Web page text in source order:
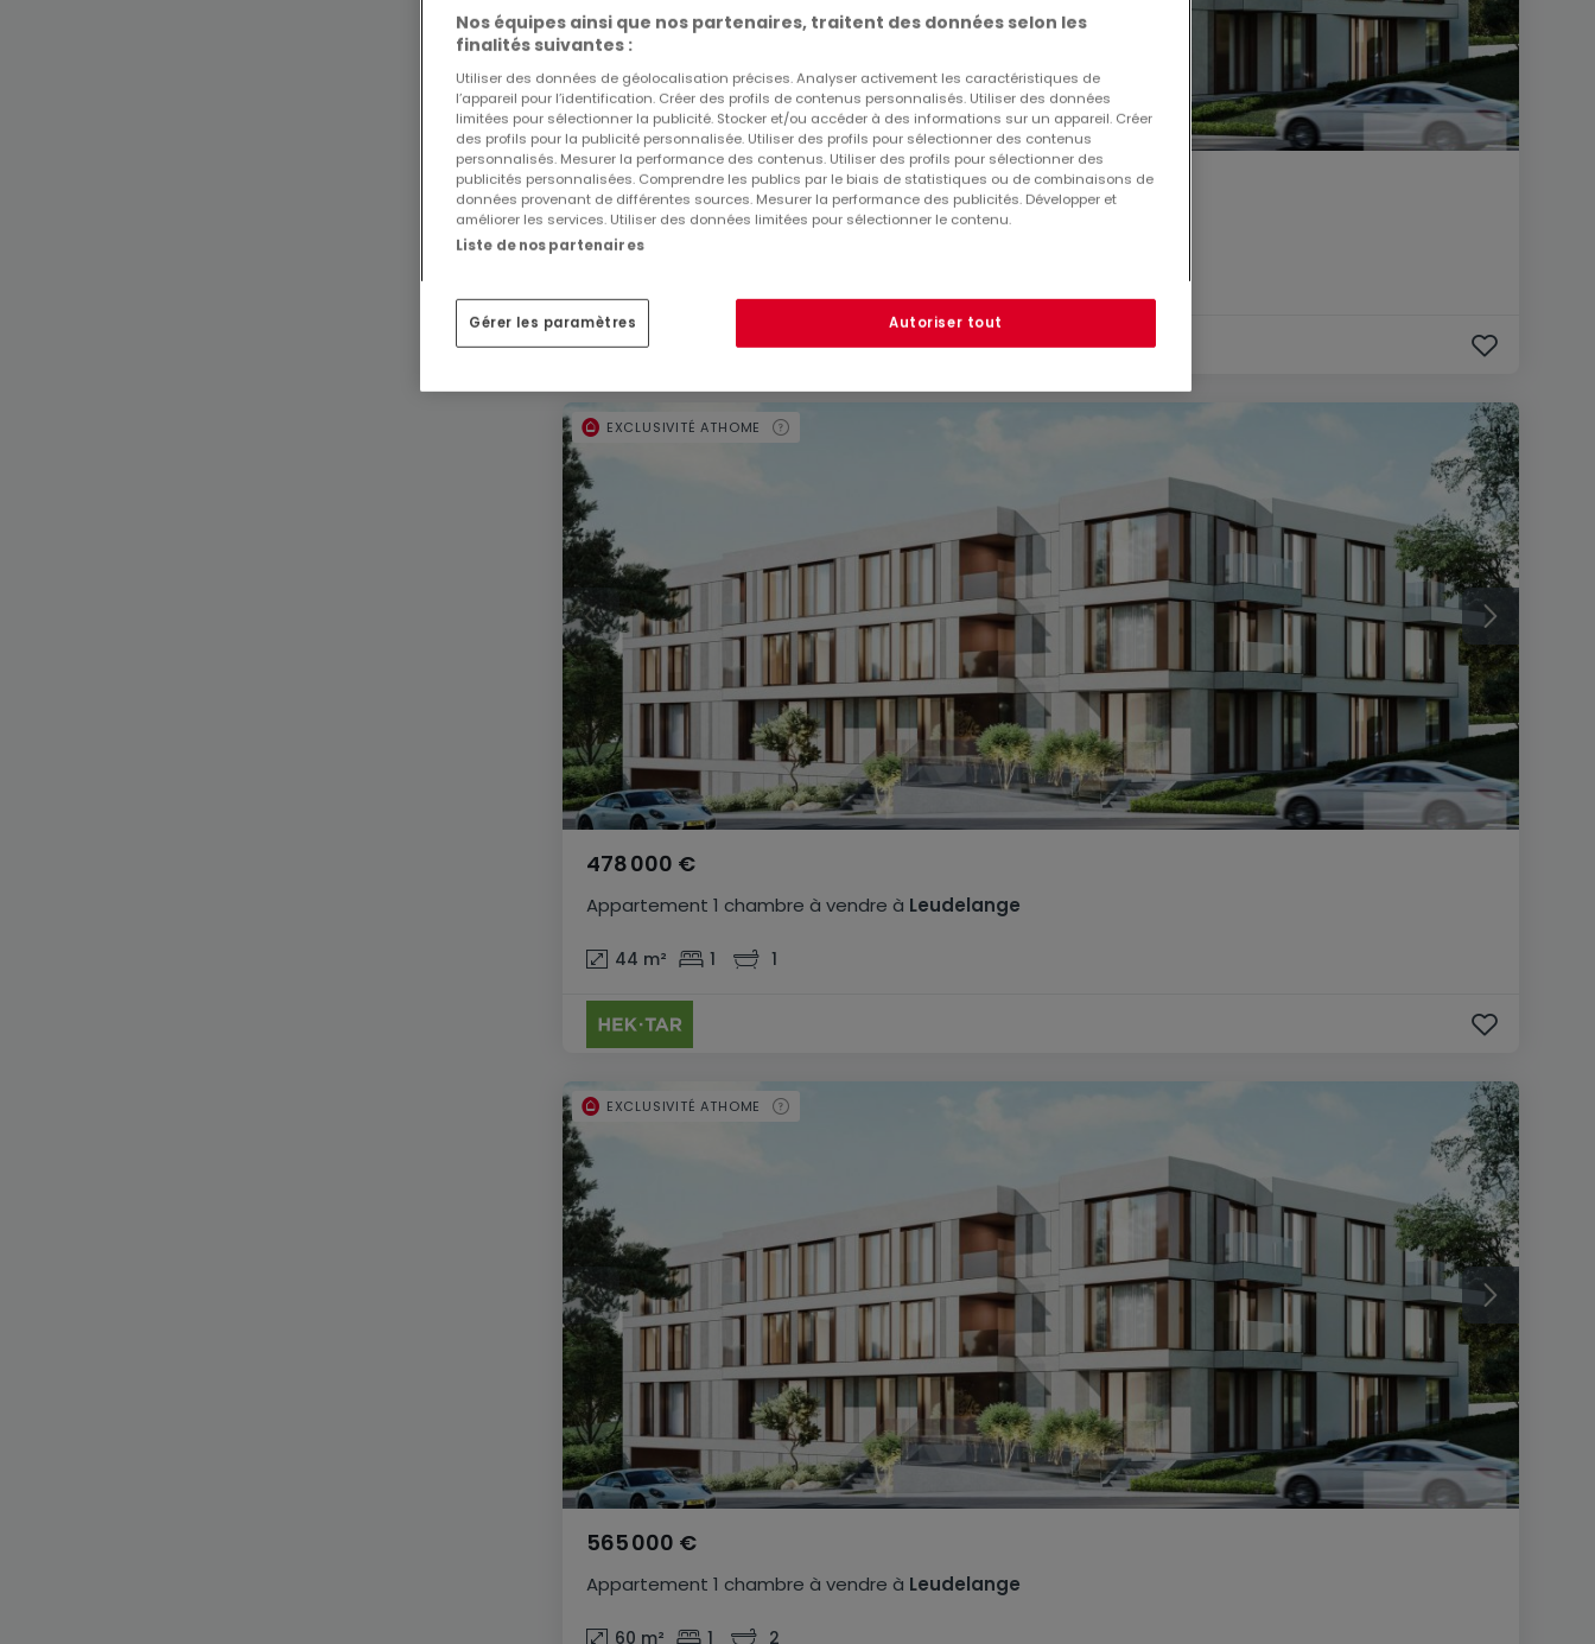
Appartement 1 chambre à vendreàLeudelange
474 000 €
Appartement 1 chambre à vendre à Leudelange
478 000 €
44 m² 1 1
EXCLUSIVITÉ ATHOME
Appartement 1 chambre à vendre à Leudelange
565 000 €
60 m² 1 2
EXCLUSIVITÉ ATHOME
Nos équipes ainsi que nos partenaires, traitent des données selon les
finalités suivantes :
Utiliser des données de géolocalisation précises. Analyser activement les caractéristiques de
l’appareil pour l’identification. Créer des profils de contenus personnalisés. Utiliser des données
limitées pour sélectionner la publicité. Stocker et/ou accéder à des informations sur un appareil. Créer
des profils pour la publicité personnalisée. Utiliser des profils pour sélectionner des contenus
personnalisés. Mesurer la performance des contenus. Utiliser des profils pour sélectionner des
publicités personnalisées. Comprendre les publics par le biais de statistiques ou de combinaisons de
données provenant de différentes sources. Mesurer la performance des publicités. Développer et
améliorer les services. Utiliser des données limitées pour sélectionner le contenu.
Liste de nos partenaires
Gérer les paramètres Autoriser tout